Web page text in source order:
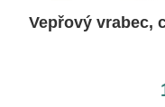
Vepřový vrabec,